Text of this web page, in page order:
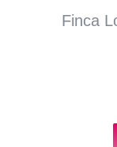
Finca